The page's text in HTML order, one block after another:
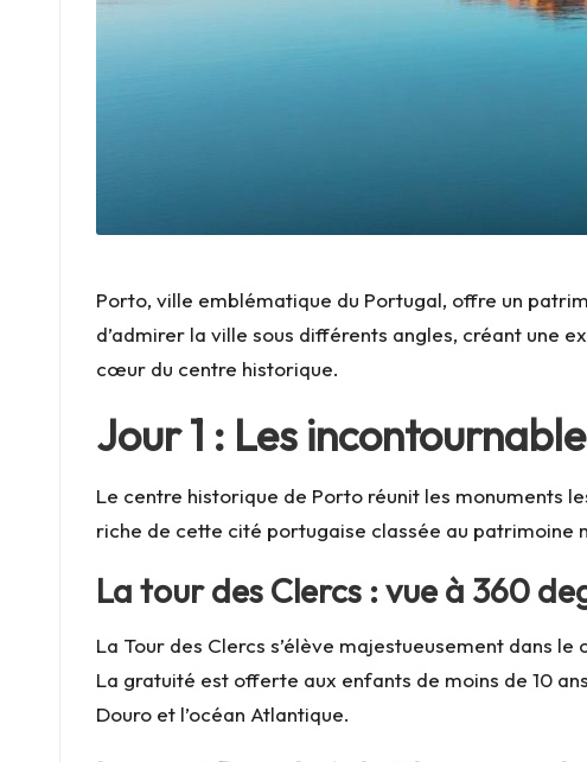
s
Porto, ville emblématique du Portugal, offre un
d’admirer la ville sous différents angles, créant une
cœur du centre historique.
Jour 1 : Les
Le centre historique de Porto réunit les monuments
riche de cette cité portugaise classée au patrimoine
La tour des Clercs : vue à 360
La Tour des Clercs s’élève majestueusement dans
La gratuité est offerte aux enfants de moins de 10
Douro et l’océan Atlantique.